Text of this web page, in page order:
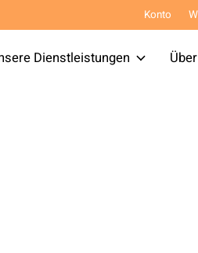
Konto
Dienstleistungen